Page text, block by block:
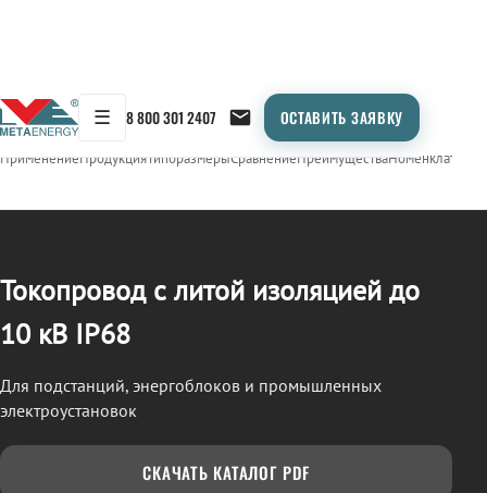
☰ 8 800 301 2407 ОСТАВИТЬ ЗАЯВКУ
← Продукция/ТОКОПРОВОД
ПрименениеПродукцияТипоразмерыСравнениеПреимуществаНоменклатура
Токопровод с литой изоляцией до
10 кВ IP68
Для подстанций, энергоблоков и промышленных
электроустановок
СКАЧАТЬ КАТАЛОГ PDF